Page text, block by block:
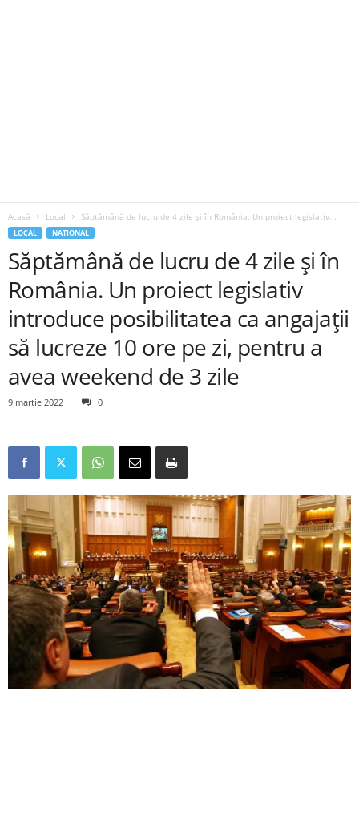
Acasă Local Săptămână de lucru de 4 zile şi în România. Un proiect legislativ...
LOCAL NATIONAL
Săptămână de lucru de 4 zile şi în
România. Un proiect legislativ
introduce posibilitatea ca angajaţii
să lucreze 10 ore pe zi, pentru a
avea weekend de 3 zile
9 martie 2022 0